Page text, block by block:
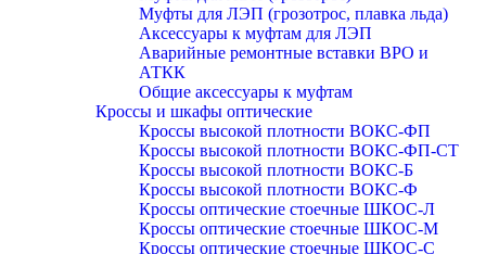
Муфты для ЛЭП (грозотрос, плавка льда)
Аксессуары к муфтам для ЛЭП
Аварийные ремонтные вставки ВРО и
АТКК
Общие аксессуары к муфтам
Кроссы и шкафы оптические
Кроссы высокой плотности ВОКС-ФП
Кроссы высокой плотности ВОКС-ФП-СТ
Кроссы высокой плотности ВОКС-Б
Кроссы высокой плотности ВОКС-Ф
Кроссы оптические стоечные ШКОС-Л
Кроссы оптические стоечные ШКОС-М
Кроссы оптические стоечные ШКОС-С